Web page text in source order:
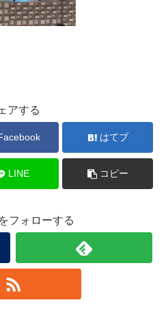
アする
はてブ
LINE コピー
フォローする